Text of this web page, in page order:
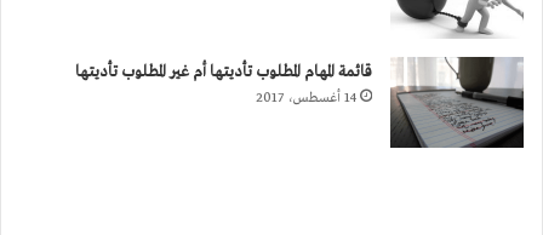
قائمة المهام المطلوب تأديتها أم غير المطلوب تأديتها
14 أغسطس، 2017